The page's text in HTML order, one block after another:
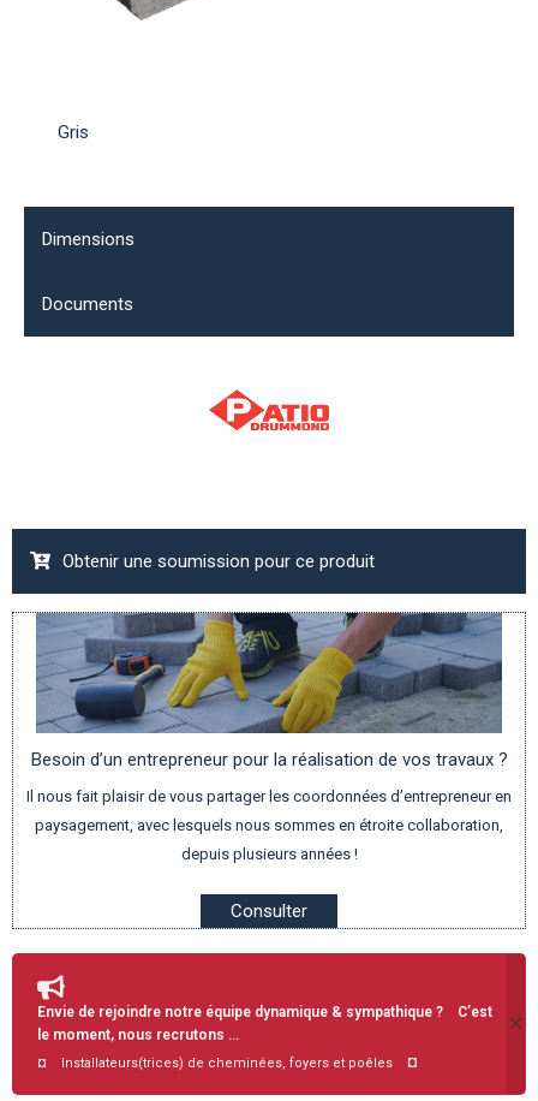
Gris
Dimensions
Documents
Obtenir une soumission pour ce produit
Besoin d’un entrepreneur pour la réalisation de vos travaux ?
Il nous fait plaisir de vous partager les coordonnées d’entrepreneur en
paysagement, avec lesquels nous sommes en étroite collaboration,
depuis plusieurs années !
Consulter
Envie de rejoindre notre équipe dynamique & sympathique ? C’est
le moment, nous recrutons …
¤ Installateurs(trices) de cheminées, foyers et poêles ¤